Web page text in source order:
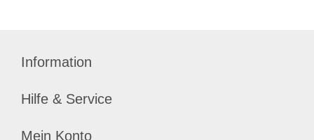
Information
Hilfe & Service
Mein Konto